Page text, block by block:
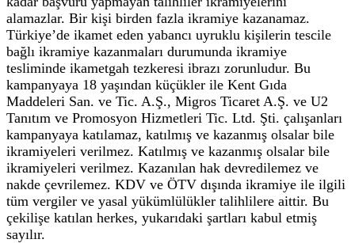
alamazlar. Bir kişi birden fazla ikramiye kazanamaz.
Türkiye’de ikamet eden yabancı uyruklu kişilerin tescile
bağlı ikramiye kazanmaları durumunda ikramiye
tesliminde ikametgah tezkeresi ibrazı zorunludur. Bu
kampanyaya 18 yaşından küçükler ile Kent Gıda
Maddeleri San. ve Tic. A.Ş., Migros Ticaret A.Ş. ve U2
Tanıtım ve Promosyon Hizmetleri Tic. Ltd. Şti. çalışanları
kampanyaya katılamaz, katılmış ve kazanmış olsalar bile
ikramiyeleri verilmez. Katılmış ve kazanmış olsalar bile
ikramiyeleri verilmez. Kazanılan hak devredilemez ve
nakde çevrilemez. KDV ve ÖTV dışında ikramiye ile ilgili
tüm vergiler ve yasal yükümlülükler talihlilere aittir. Bu
çekilişe katılan herkes, yukarıdaki şartları kabul etmiş
sayılır.